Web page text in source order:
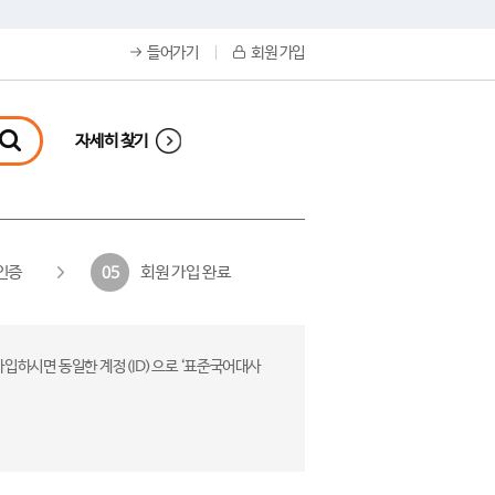
들어가기 회원 가입
자세히 찾기
증 05 회원 가입 완료
하시면 동일한 계정(ID)으로 ‘표준국어대사